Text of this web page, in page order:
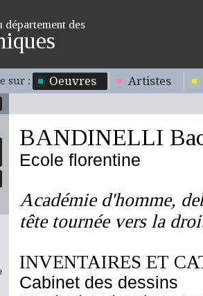
des
sur : Oeuvres Artistes
BANDINELLI
Ecole florentine
Académie d'homme,
tête tournée vers la
INVENTAIRES ET
Cabinet des dessins